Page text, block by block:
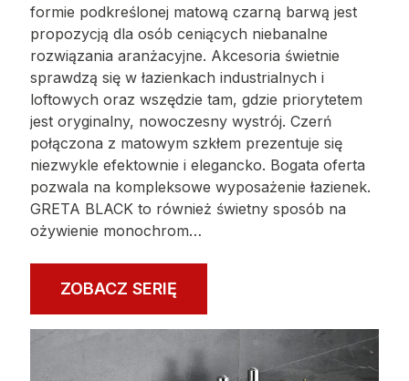
formie podkreślonej matową czarną barwą jest
propozycją dla osób ceniących niebanalne
rozwiązania aranżacyjne. Akcesoria świetnie
sprawdzą się w łazienkach industrialnych i
loftowych oraz wszędzie tam, gdzie priorytetem
jest oryginalny, nowoczesny wystrój. Czerń
połączona z matowym szkłem prezentuje się
niezwykle efektownie i elegancko. Bogata oferta
pozwala na kompleksowe wyposażenie łazienek.
GRETA BLACK to również świetny sposób na
ożywienie monochrom…
ZOBACZ SERIĘ